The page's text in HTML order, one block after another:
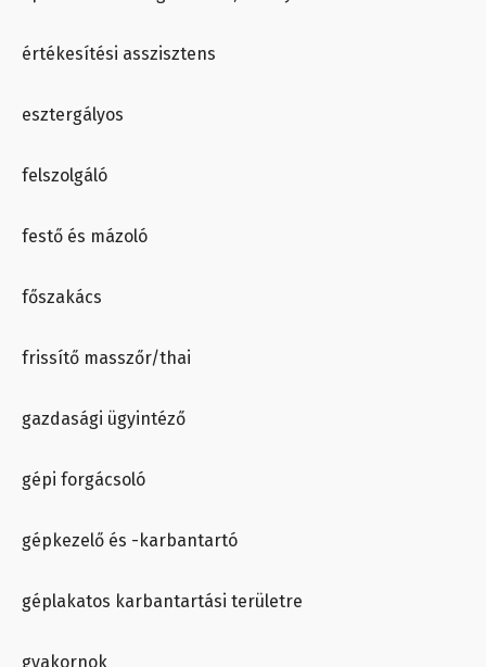
értékesítési asszisztens
esztergályos
felszolgáló
festő és mázoló
főszakács
frissítő masszőr/thai
gazdasági ügyintéző
gépi forgácsoló
gépkezelő és -karbantartó
géplakatos karbantartási területre
gyakornok